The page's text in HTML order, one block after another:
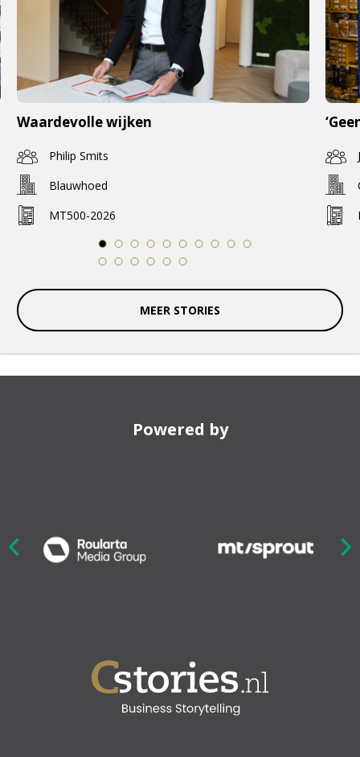
Waardevolle wijken
Philip Smits
Blauwhoed
MT500-2026
1
2 3 4 5 6 7 8 9
10
11 12 13 14 15 16
MEER STORIES
Powered by